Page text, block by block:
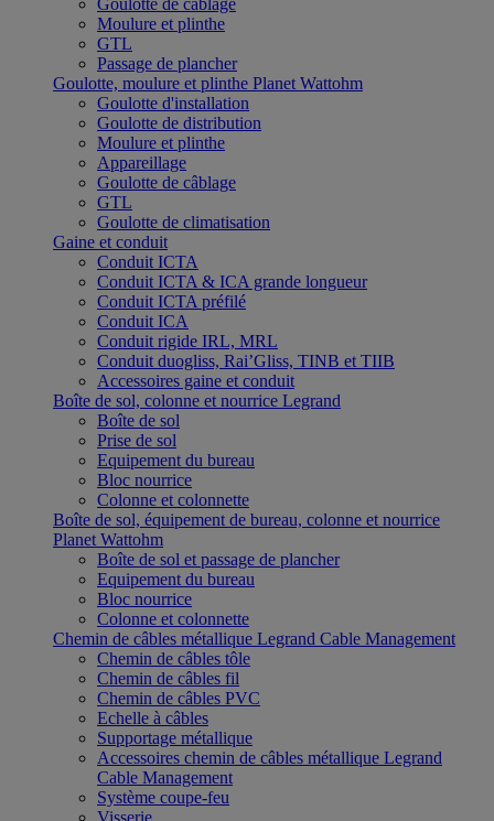
Goulotte de câblage
Moulure et plinthe
GTL
Passage de plancher
Goulotte, moulure et plinthe Planet Wattohm
Goulotte d'installation
Goulotte de distribution
Moulure et plinthe
Appareillage
Goulotte de câblage
GTL
Goulotte de climatisation
Gaine et conduit
Conduit ICTA
Conduit ICTA & ICA grande longueur
Conduit ICTA préfilé
Conduit ICA
Conduit rigide IRL, MRL
Conduit duogliss, Rai’Gliss, TINB et TIIB
Accessoires gaine et conduit
Boîte de sol, colonne et nourrice Legrand
Boîte de sol
Prise de sol
Equipement du bureau
Bloc nourrice
Colonne et colonnette
Boîte de sol, équipement de bureau, colonne et nourrice
Planet Wattohm
Boîte de sol et passage de plancher
Equipement du bureau
Bloc nourrice
Colonne et colonnette
Chemin de câbles métallique Legrand Cable Management
Chemin de câbles tôle
Chemin de câbles fil
Chemin de câbles PVC
Echelle à câbles
Supportage métallique
Accessoires chemin de câbles métallique Legrand
Cable Management
Système coupe-feu
Visserie